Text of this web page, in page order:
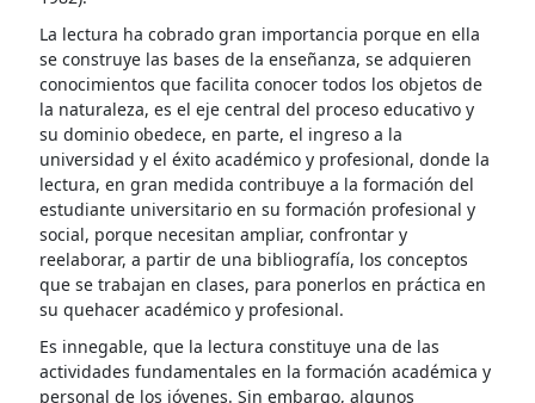
La lectura ha cobrado gran importancia porque en ella
se construye las bases de la enseñanza, se adquieren
conocimientos que facilita conocer todos los objetos de
la naturaleza, es el eje central del proceso educativo y
su dominio obedece, en parte, el ingreso a la
universidad y el éxito académico y profesional, donde la
lectura, en gran medida contribuye a la formación del
estudiante universitario en su formación profesional y
social, porque necesitan ampliar, confrontar y
reelaborar, a partir de una bibliografía, los conceptos
que se trabajan en clases, para ponerlos en práctica en
su quehacer académico y profesional.
Es innegable, que la lectura constituye una de las
actividades fundamentales en la formación académica y
personal de los jóvenes. Sin embargo, algunos